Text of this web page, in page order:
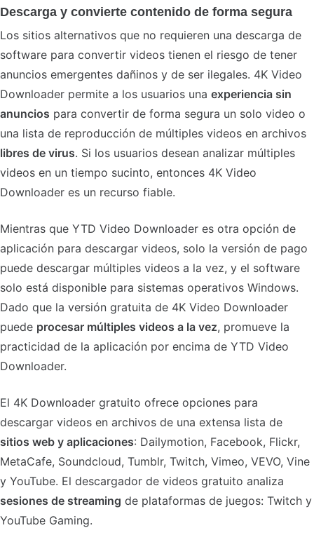
Descarga y convierte contenido de forma segura
Los sitios alternativos que no requieren una descarga de
software para convertir videos tienen el riesgo de tener
anuncios emergentes dañinos y de ser ilegales. 4K Video
Downloader permite a los usuarios una experiencia sin
anuncios para convertir de forma segura un solo video o
una lista de reproducción de múltiples videos en archivos
libres de virus. Si los usuarios desean analizar múltiples
videos en un tiempo sucinto, entonces 4K Video
Downloader es un recurso fiable.
Mientras que YTD Video Downloader es otra opción de
aplicación para descargar videos, solo la versión de pago
puede descargar múltiples videos a la vez, y el software
solo está disponible para sistemas operativos Windows.
Dado que la versión gratuita de 4K Video Downloader
puede procesar múltiples videos a la vez, promueve la
practicidad de la aplicación por encima de YTD Video
Downloader.
El 4K Downloader gratuito ofrece opciones para
descargar videos en archivos de una extensa lista de
sitios web y aplicaciones: Dailymotion, Facebook, Flickr,
MetaCafe, Soundcloud, Tumblr, Twitch, Vimeo, VEVO, Vine
y YouTube. El descargador de videos gratuito analiza
sesiones de streaming de plataformas de juegos: Twitch y
YouTube Gaming.